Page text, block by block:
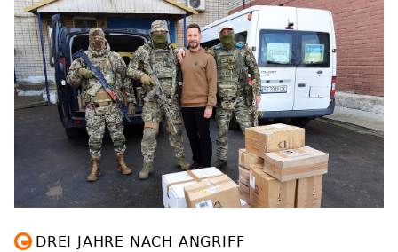
DREI JAHRE NACH ANGRIFF